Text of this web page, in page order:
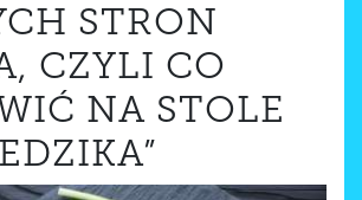
STRON
CZYLI CO
NA STOLE